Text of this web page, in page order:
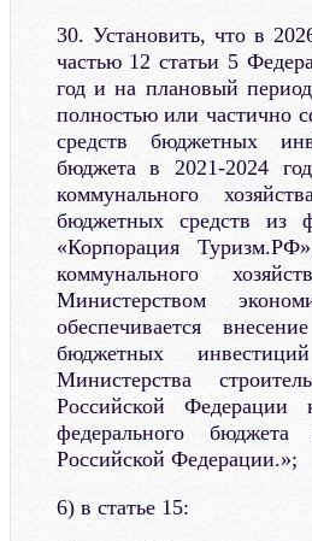
30. Установить, что в
частью 12 статьи 5
год и на плановый
полностью или частично
средств бюджетных
бюджета в 2021-2024
коммунального
бюджетных средств из
«Корпорация
коммунального
Министерством
обеспечивается
бюджетных
Министерства
Российской Федерации
федерального бюджета
Российской Федерации.»;
6) в статье 15: